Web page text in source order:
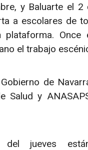
y Baluarte el
a escolares de
Once
el trabajo
de
Salud y
jueves